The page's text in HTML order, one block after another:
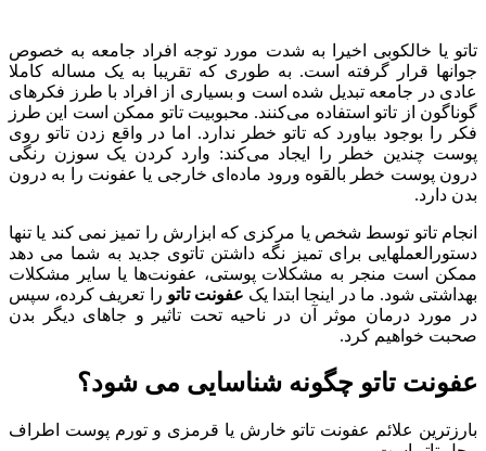
تاتو یا خالکوبی اخیرا به شدت مورد توجه افراد جامعه به خصوص
جوانها قرار گرفته‌ است. به طوری که تقریبا به یک مساله کاملا
عادی در جامعه تبدیل شده است و بسیاری از افراد با طرز فکرهای
گوناگون از تاتو استفاده می‌کنند. محبوبیت تاتو ممکن است این طرز
فکر را بوجود بیاورد که تاتو خطر ندارد. اما در واقع زدن تاتو روی
پوست چندین خطر را ایجاد می‌کند: وارد کردن یک سوزن رنگی
درون پوست خطر بالقوه ورود ماده‌ای خارجی یا عفونت را به درون
بدن دارد.
انجام تاتو توسط شخص یا مرکزی که ابزارش را تمیز نمی کند یا تنها
دستورالعملهایی برای تمیز نگه داشتن تاتوی جدید به شما می دهد
ممکن است منجر به مشکلات پوستی، عفونت‌ها یا سایر مشکلات
بهداشتی شود. ما در اینجا ابتدا یک عفونت تاتو را تعریف کرده، سپس
در مورد درمان موثر آن در ناحیه تحت تاثیر و جاهای دیگر بدن
صحبت خواهیم کرد.
عفونت تاتو چگونه شناسایی می شود؟
بارزترین علائم عفونت تاتو خارش یا قرمزی و تورم پوست اطراف